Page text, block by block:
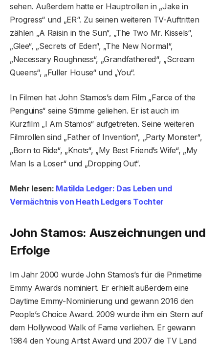
sehen. Außerdem hatte er Hauptrollen in „Jake in
Progress“ und „ER“. Zu seinen weiteren TV-Auftritten
zählen „A Raisin in the Sun“, „The Two Mr. Kissels“,
„Glee“, „Secrets of Eden“, „The New Normal“,
„Necessary Roughness“, „Grandfathered“, „Scream
Queens“, „Fuller House“ und „You“.
In Filmen hat John Stamos’s dem Film „Farce of the
Penguins“ seine Stimme geliehen. Er ist auch im
Kurzfilm „I Am Stamos“ aufgetreten. Seine weiteren
Filmrollen sind „Father of Invention“, „Party Monster“,
„Born to Ride“, „Knots“, „My Best Friend’s Wife“, „My
Man Is a Loser“ und „Dropping Out“.
Mehr lesen: Matilda Ledger: Das Leben und
Vermächtnis von Heath Ledgers Tochter
John Stamos: Auszeichnungen und
Erfolge
Im Jahr 2000 wurde John Stamos’s für die Primetime
Emmy Awards nominiert. Er erhielt außerdem eine
Daytime Emmy-Nominierung und gewann 2016 den
People’s Choice Award. 2009 wurde ihm ein Stern auf
dem Hollywood Walk of Fame verliehen. Er gewann
1984 den Young Artist Award und 2007 die TV Land